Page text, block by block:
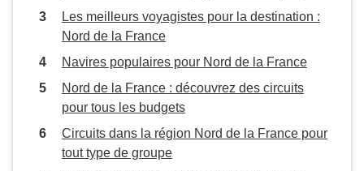
Les meilleurs voyagistes pour la destination :
Nord de la France
Navires populaires pour Nord de la France
Nord de la France : découvrez des circuits
pour tous les budgets
Circuits dans la région Nord de la France pour
tout type de groupe